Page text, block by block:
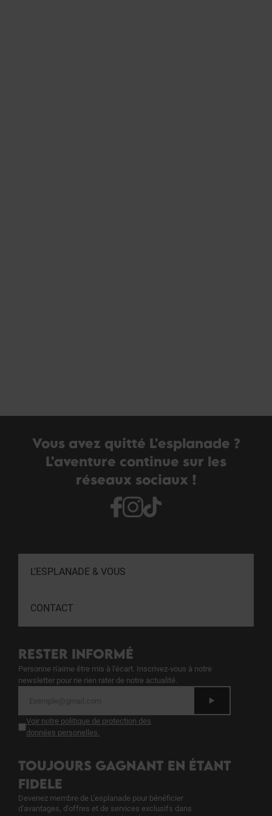
Vous avez quitté L'esplanade ?
L'aventure continue sur les
réseaux sociaux !
L'ESPLANADE & VOUS
CONTACT
RESTER INFORMÉ
Personne n'aime être mis à l'écart. Inscrivez-vous à notre
newsletter pour ne rien rater de notre actualité.
Voir notre politique de protection des
données personelles.
TOUJOURS GAGNANT EN ÉTANT
FIDELE
Devenez membre de L'esplanade pour bénéficier
d'avantages, d'offres et de services exclusifs dans